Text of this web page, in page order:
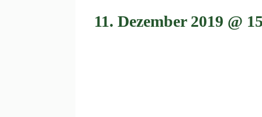
11. Dezember 2019 @